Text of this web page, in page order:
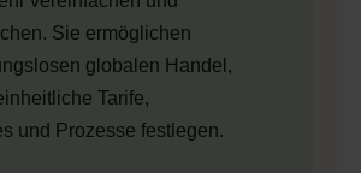
Sie ermöglichen
globalen Handel,
Tarife,
und Prozesse festlegen.